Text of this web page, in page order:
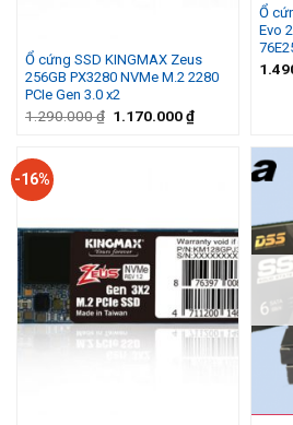
Ổ cứng SSD KINGMAX Zeus
256GB PX3280 NVMe M.2 2280
PCIe Gen 3.0 x2
1.290.000₫ Giá
1.170.000₫Giá
1.170.000 ₫.
Ổ
Evo
-16%